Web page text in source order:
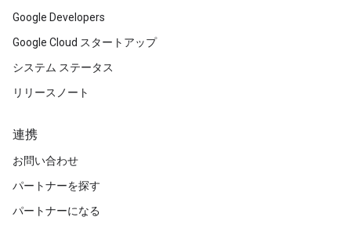
Google Developers
Google Cloud スタートアップ
システム ステータス
リリースノート
連携
お問い合わせ
パートナーを探す
パートナーになる